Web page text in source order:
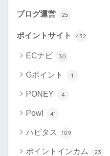
ブログ運営 25
ポイントサイト 432
ECナビ 30
Gポイント 1
PONEY 4
Powl 41
ハピタス 109
ポイントインカム 23